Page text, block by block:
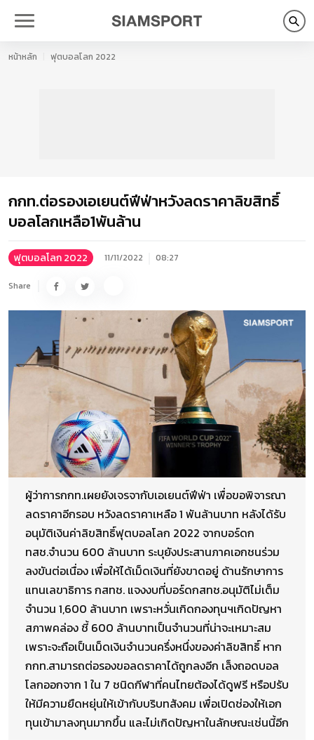
หน้าหลัก ฟุตบอลโลก 2022
กกท.ต่อรองเอเยนต์ฟีฟ่าหวังลดราคาลิขสิทธิ์
บอลโลกเหลือ1พันล้าน
ฟุตบอลโลก 2022 11/11/2022 08:27
Share
ผู้ว่าการกกท.เผยยังเจรจากับเอเยนต์ฟีฟ่า เพื่อขอพิจารณา
ลดราคาอีกรอบ หวังลดราคาเหลือ 1 พันล้านบาท หลังได้รับ
อนุมัติเงินค่าลิขสิทธิ์ฟุตบอลโลก 2022 จากบอร์ดก
ทสช.จำนวน 600 ล้านบาท ระบุยังประสานภาคเอกชนร่วม
ลงขันต่อเนื่อง เพื่อให้ได้เม็ดเงินที่ยังขาดอยู่ ด้านรักษาการ
แทนเลขาธิการ กสทช. แจงงบที่บอร์ดกสทช.อนุมัติไม่เต็ม
จำนวน 1,600 ล้านบาท เพราะหวั่นเกิดกองทุนฯเกิดปัญหา
สภาพคล่อง ชี้ 600 ล้านบาทเป็นจำนวนที่น่าจะเหมาะสม
เพราะจะถือเป็นเม็ดเงินจำนวนครึ่งหนึ่งของค่าลิขสิทธิ์ หาก
กกท.สามารถต่อรองขอลดราคาได้ถูกลงอีก เล็งถอดบอล
โลกออกจาก 1 ใน 7 ชนิดกีฬาที่คนไทยต้องได้ดูฟรี หรือปรับ
ให้มีความยืดหยุ่นให้เข้ากับบริบทสังคม เพื่อเปิดช่องให้เอก
ทุนเข้ามาลงทุนมากขึ้น และไม่เกิดปัญหาในลักษณะเช่นนี้อีก